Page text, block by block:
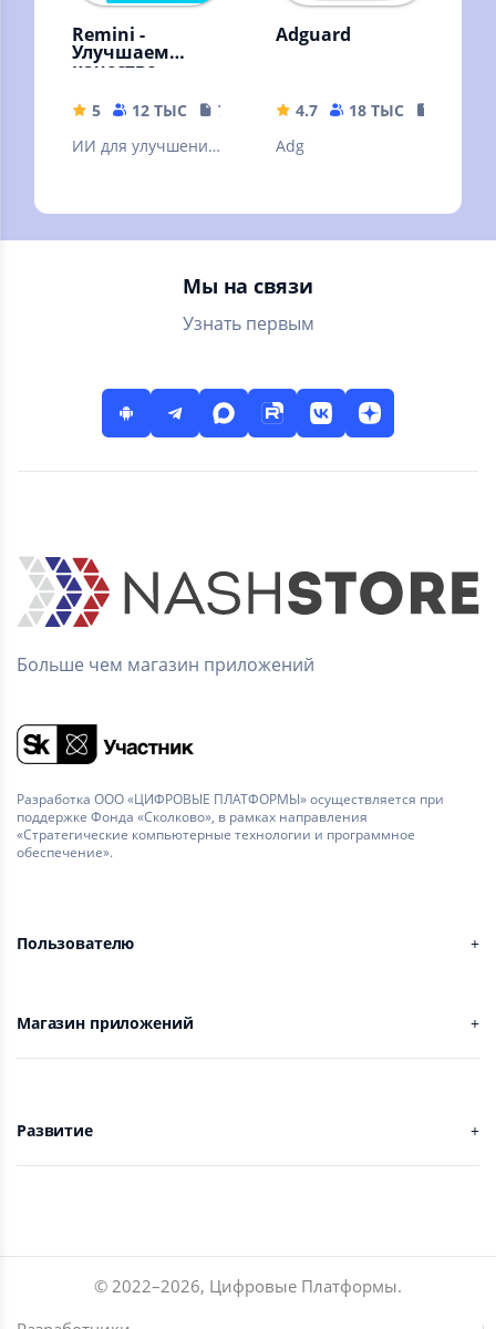
Remini -
Улучшаем
качество
5 12 ТЫС
79.19 MB
ИИ для улучшения
описание.
Adguard
4.7 18 ТЫС
Adg
Мы на связи
Узнать первым
Больше чем магазин приложений
Разработка ООО «ЦИФРОВЫЕ ПЛАТФОРМЫ» осуществляется при
поддержке Фонда «Сколково», в рамках направления
«Стратегические компьютерные технологии и программное
обеспечение».
Пользователю
Магазин приложений
Развитие
© 2022–2026, Цифровые Платформы.